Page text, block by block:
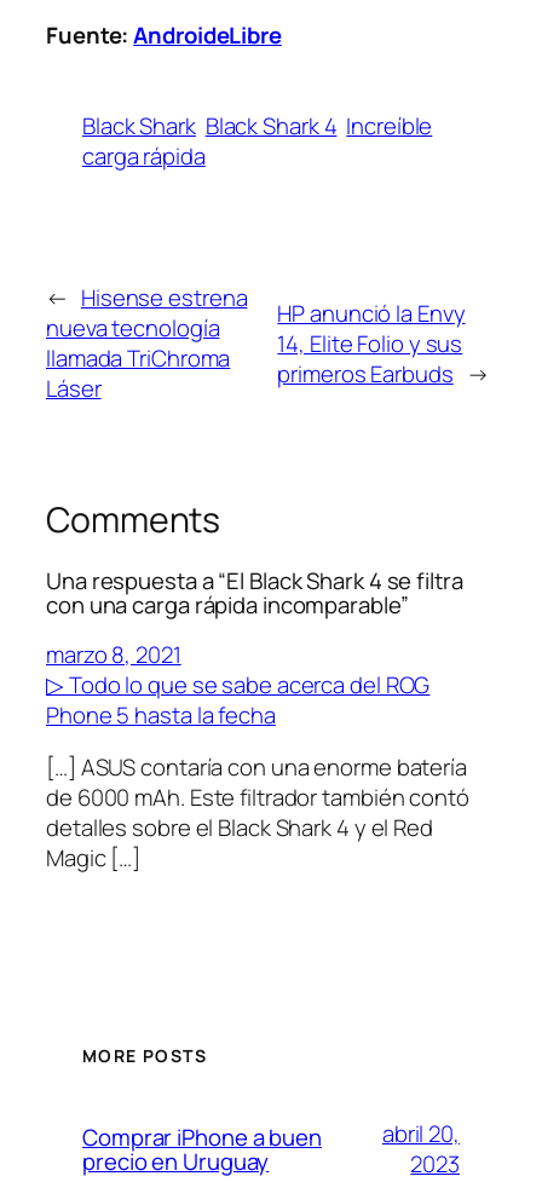
Fuente:AndroideLibre
Black Shark Black Shark 4 Increíble
carga rápida
← Hisense estrena
nueva tecnología
llamada TriChroma
Láser
HP anunció la Envy
14, Elite Folio y sus
primeros Earbuds →
Comments
Una respuesta a “El Black Shark 4 se filtra
con una carga rápida incomparable”
marzo 8, 2021
▷ Todo lo que se sabe acerca del ROG
Phone 5 hasta la fecha
[…] ASUS contaría con una enorme batería
de 6000 mAh. Este filtrador también contó
detalles sobre el Black Shark 4 y el Red
Magic […]
MORE POSTS
Comprar iPhone a buen
precio en Uruguay
abril 20,
2023